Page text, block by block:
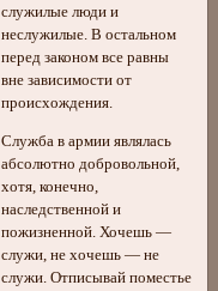
служилые люди и
неслужилые. В остальном
перед законом все равны
вне зависимости от
происхождения.
Служба в армии являлась
абсолютно добровольной,
хотя, конечно,
наследственной и
пожизненной. Хочешь —
служи, не хочешь — не
служи. Отписывай поместье